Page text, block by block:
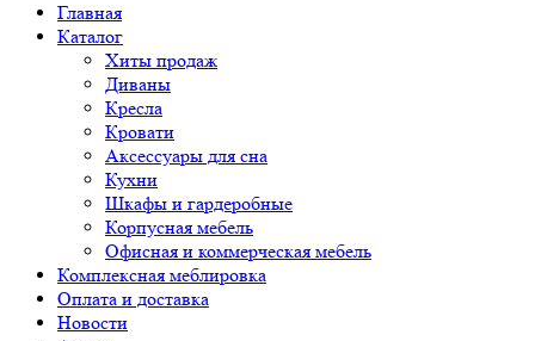
Главная
Каталог
Хиты продаж
Диваны
Кресла
Кровати
Аксессуары для сна
Кухни
Шкафы и гардеробные
Корпусная мебель
Офисная и коммерческая мебель
Комплексная меблировка
Оплата и доставка
Новости